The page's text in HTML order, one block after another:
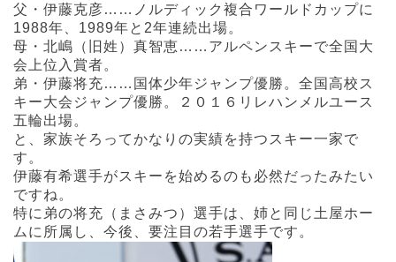
父・伊藤克彦……ノルディック複合ワールドカップに
1988年、1989年と2年連続出場。
母・北嶋（旧姓）真智恵……アルペンスキーで全国大
会上位入賞者。
弟・伊藤将充……国体少年ジャンプ優勝。全国高校ス
キー大会ジャンプ優勝。２０１６リレハンメルユース
五輪出場。
と、家族そろってかなりの実績を持つスキー一家で
す。
伊藤有希選手がスキーを始めるのも必然だったみたい
ですね。
特に弟の将充（まさみつ）選手は、姉と同じ土屋ホー
ムに所属し、今後、要注目の若手選手です。